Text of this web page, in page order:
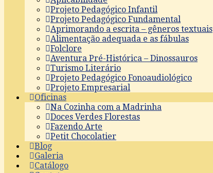
Projeto Pedagógico Infantil
Projeto Pedagógico Fundamental
Aprimorando a escrita – gêneros textuais
Alimentação adequada e as fábulas
Folclore
Aventura Pré-Histórica – Dinossauros
Turismo Literário
Projeto Pedagógico Fonoaudiológico
Projeto Empresarial
Oficinas
Na Cozinha com a Madrinha
Doces Verdes Florestas
Fazendo Arte
Petit Chocolatier
Blog
Galeria
Catálogo